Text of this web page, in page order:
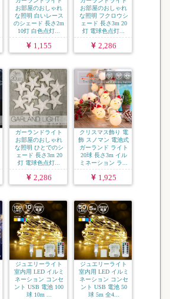
お部屋のおしゃれ
な照明 白いレース
のシェード 長さ2m
10灯 白色点灯...
1,155
お部屋のおしゃれ
な照明 フクロウシ
ェード 長さ3m 20
灯 電球色点灯...
2,286
ガーランドライト
お部屋のおしゃれ
な照明 ひとでのシ
ェード 長さ3m 20
灯 電球色点灯...
2,286
クリスマス飾り 電
飾 スノマン 電池式
ガーランド ライト
20球 長さ3m イル
ミネーション ラ...
1,925
ジュエリーライト
室内用 LED イルミ
ネーション コンセ
ント USB 電池 100
球 10m ...
ジュエリーライト
室内用 LED イルミ
ネーション コンセ
ント USB 電池 50
球 5m 全4...